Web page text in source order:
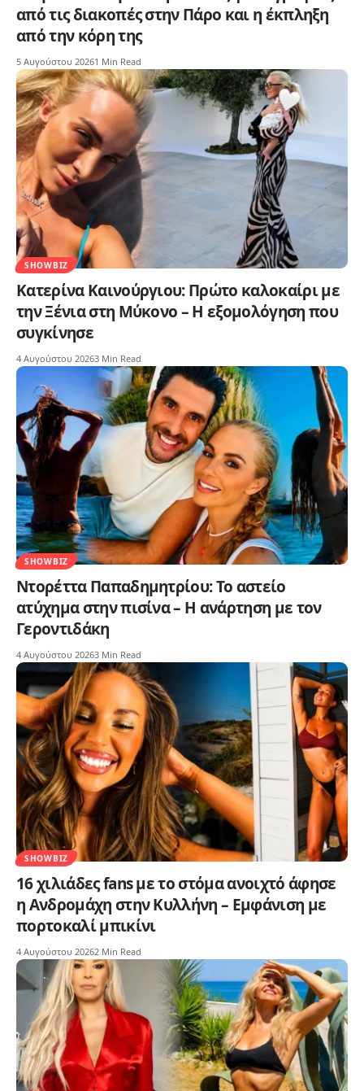
από τις διακοπές στην Πάρο και η έκπληξη
από την κόρη της
5 Αυγούστου 20261 Min Read
SHOWBIZ
Κατερίνα Καινούργιου: Πρώτο καλοκαίρι με
την Ξένια στη Μύκονο – Η εξομολόγηση που
συγκίνησε
4 Αυγούστου 20263 Min Read
SHOWBIZ
Ντορέττα Παπαδημητρίου: Το αστείο
ατύχημα στην πισίνα – Η ανάρτηση με τον
Γεροντιδάκη
4 Αυγούστου 20263 Min Read
SHOWBIZ
16 χιλιάδες fans με το στόμα ανοιχτό άφησε
η Ανδρομάχη στην Κυλλήνη – Εμφάνιση με
πορτοκαλί μπικίνι
4 Αυγούστου 20262 Min Read